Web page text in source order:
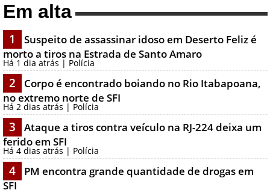
Em alta
1
Suspeito de assassinar idoso em Deserto Feliz é
morto a tiros na Estrada de Santo Amaro
Há 1 dia atrás | Polícia
2
Corpo é encontrado boiando no Rio Itabapoana,
no extremo norte de SFI
Há 2 dias atrás | Polícia
3
Ataque a tiros contra veículo na RJ-224 deixa um
ferido em SFI
Há 4 dias atrás | Polícia
4
PM encontra grande quantidade de drogas em
SFI